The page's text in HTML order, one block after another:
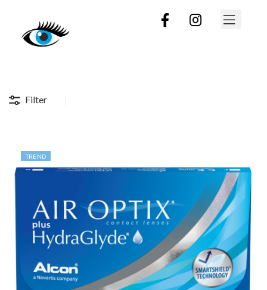
Filter
TREND